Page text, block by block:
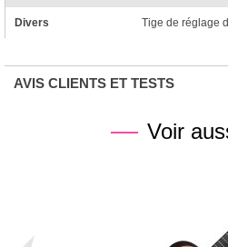
Divers Tige de réglage
AVIS CLIENTS ET TESTS
Voir